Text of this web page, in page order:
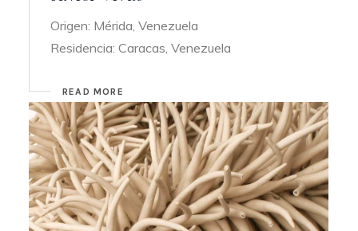
Origen: Mérida, Venezuela
Residencia: Caracas, Venezuela
READ MORE